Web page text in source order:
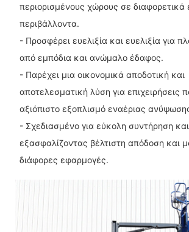
περιορισμένους χώρους σε διαφορετικά
περιβάλλοντα.
- Προσφέρει ευελιξία και ευελιξία για
από εμπόδια και ανώμαλο έδαφος.
- Παρέχει μια οικονομικά αποδοτική και
αποτελεσματική λύση για επιχειρήσεις
αξιόπιστο εξοπλισμό εναέριας
- Σχεδιασμένο για εύκολη συντήρηση
εξασφαλίζοντας βέλτιστη απόδοση και
διάφορες εφαρμογές.